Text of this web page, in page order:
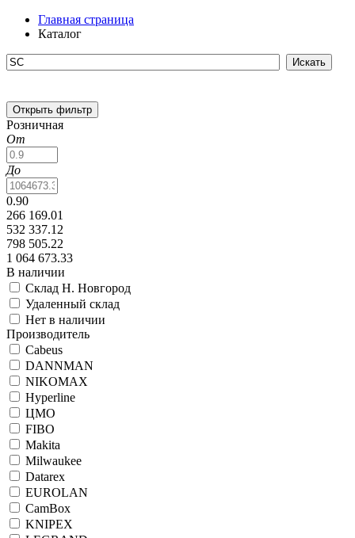
Главная страница
Каталог
Открыть фильтр
Розничная
От
До
0.90
266 169.01
532 337.12
798 505.22
1 064 673.33
В наличии
Склад Н. Новгород
Удаленный склад
Нет в наличии
Производитель
Cabeus
DANNMAN
NIKOMAX
Hyperline
ЦМО
FIBO
Makita
Milwaukee
Datarex
EUROLAN
CamBox
KNIPEX